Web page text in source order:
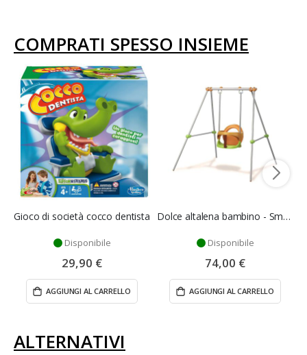
COMPRATI SPESSO INSIEME
Gioco di società cocco dentista
Disponibile
29,90 €
AGGIUNGI AL CARRELLO
Dolce altalena bambino - Smoby
Disponibile
74,00 €
AGGIUNGI AL CARRELLO
ALTERNATIVI